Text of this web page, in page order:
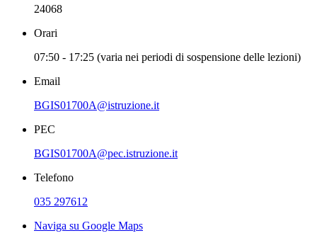
24068
Orari
07:50 - 17:25 (varia nei periodi di sospensione delle lezioni)
Email
BGIS01700A@istruzione.it
PEC
BGIS01700A@pec.istruzione.it
Telefono
035 297612
Naviga su Google Maps